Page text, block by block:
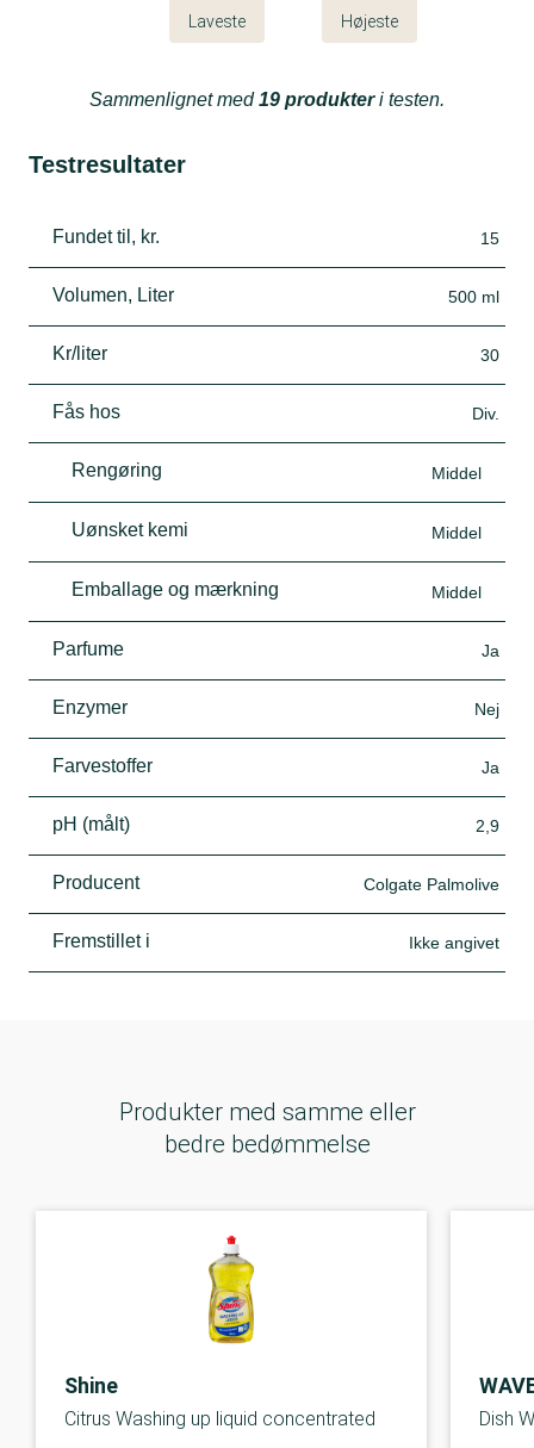
Laveste Højeste
Sammenlignet med19 produkteri testen.
Testresultater
Fundet til, kr. 15
Volumen, Liter 500 ml
Kr/liter 30
Fås hos Div.
Rengøring Middel
Uønsket kemi Middel
Emballage og mærkning Middel
Parfume Ja
Enzymer Nej
Farvestoffer Ja
pH (målt) 2,9
Producent Colgate Palmolive
Fremstillet i Ikke angivet
Produkter med samme eller
bedre bedømmelse
Shine
Citrus Washing up liquid concentrated Dish